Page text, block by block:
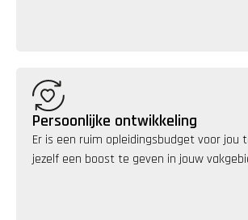
Persoonlijke ontwikkeling
Er is een ruim opleidingsbudget voor jou
jezelf een boost te geven in jouw